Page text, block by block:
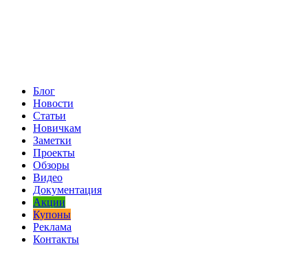
Блог
Новости
Статьи
Новичкам
Заметки
Проекты
Обзоры
Видео
Документация
Акции
Купоны
Реклама
Контакты